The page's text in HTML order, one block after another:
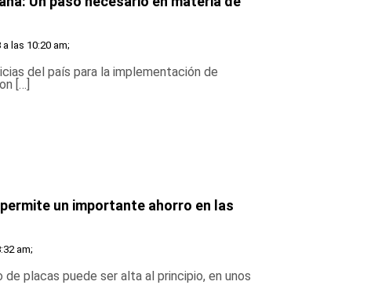
las 10:20 am;
del país para la implementación de
[…]
un importante ahorro en las
am;
placas puede ser alta al principio, en unos